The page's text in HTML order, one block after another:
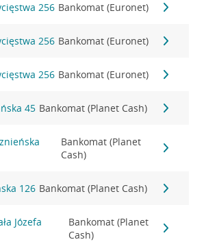
256 Bankomat (Euronet)
256 Bankomat (Euronet)
256 Bankomat (Euronet)
45 Bankomat (Planet Cash)
Bankomat (Planet
Cash)
126 Bankomat (Planet Cash)
Józefa
Bankomat (Planet
Cash)